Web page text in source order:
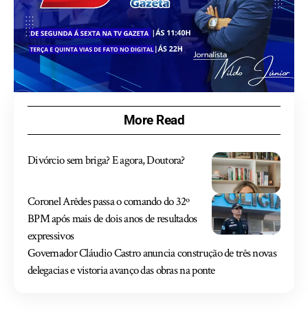
More Read
Divórcio sem briga? E agora, Doutora?
Coronel Arêdes passa o comando do 32º
BPM após mais de dois anos de resultados
expressivos
Governador Cláudio Castro anuncia construção de três novas
delegacias e vistoria avanço das obras na ponte